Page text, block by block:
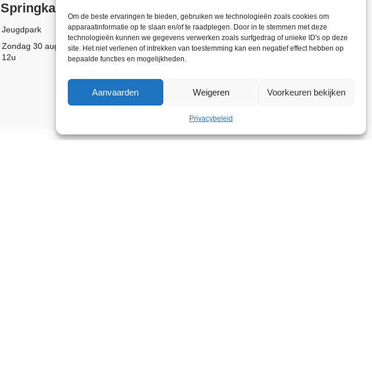
Om de beste ervaringen te bieden, gebruiken we technologieën zoals cookies om
apparaatinformatie op te slaan en/of te raadplegen. Door in te stemmen met deze
technologieën kunnen we gegevens verwerken zoals surfgedrag of unieke ID's op deze
site. Het niet verlenen of intrekken van toestemming kan een negatief effect hebben op
bepaalde functies en mogelijkheden.
Aanvaarden Weigeren Voorkeuren bekijken
Privacybeleid
Springkasteelparcours
Jeugdpark
Zondag 30 augustus
12u
abstracte kunst in
het Withuis
Withuis
Zaterdag 07 november